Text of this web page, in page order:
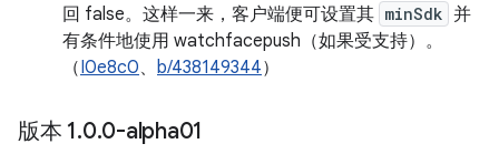
回 false。这样一来，客户端便可设置其 minSdk 并
有条件地使用 watchfacepush（如果受支持）。
（I0e8c0、 b/438149344）
版本 1.0.0-alpha01